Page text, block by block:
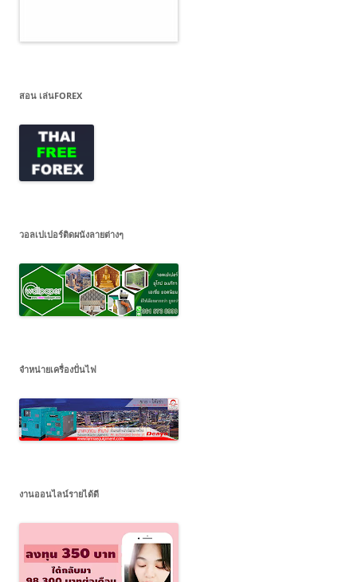
สอน เล่นFOREX
วอลเปเปอร์ติดผนังลายต่างๆ
จำหน่ายเครื่องปั่นไฟ
งานออนไลน์รายได้ดี